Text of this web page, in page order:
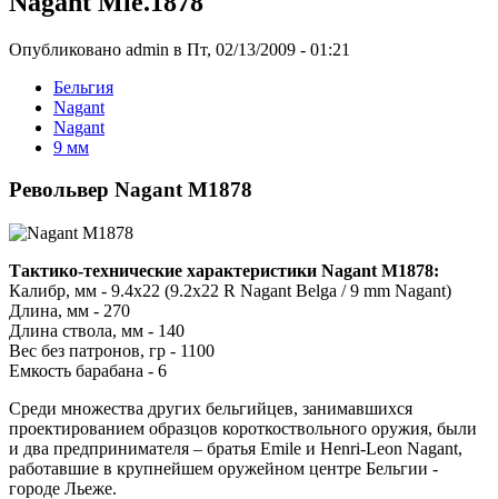
Опубликовано admin в Пт, 02/13/2009 - 01:21
Бельгия
Nagant
Nagant
9 мм
Револьвер Nagant M1878
Тактико-технические характеристики Nagant M1878:
Калибр, мм - 9.4x22 (9.2x22 R Nagant Belga / 9 mm Nagant)
Длина, мм - 270
Длина ствола, мм - 140
Вес без патронов, гр - 1100
Емкость барабана - 6
Среди множества других бельгийцев, занимавшихся
проектированием образцов короткоствольного оружия, были
и два предпринимателя – братья Emile и Henri-Leon Nagant,
работавшие в крупнейшем оружейном центре Бельгии -
городе Льеже.